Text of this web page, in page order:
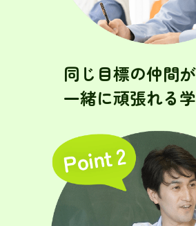
同じ目標の仲間が
一緒に頑張れる